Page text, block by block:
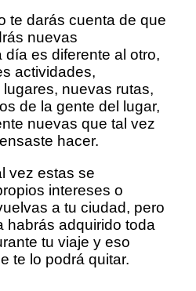
te darás cuenta de que
nuevas
es diferente al otro,
actividades,
nuevas rutas,
de la gente del lugar,
nuevas que tal vez
hacer.
vez estas se
intereses o
a tu ciudad, pero
habrás adquirido toda
tu viaje y eso
te lo podrá quitar.